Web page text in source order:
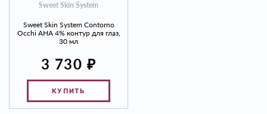
Sweet Skin System
Sweet Skin System Contorno
Occhi AHA 4% контур для глаз,
30 мл
3 730 ₽
КУПИТЬ